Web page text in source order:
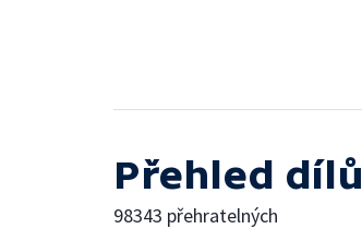
Přehled dílů
98343 přehratelných